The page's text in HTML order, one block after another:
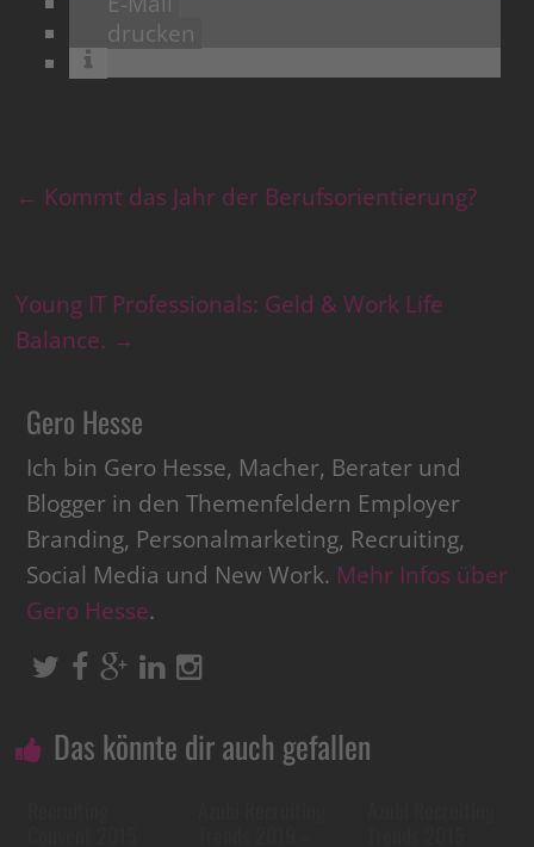
drucken
← Kommt das Jahr der Berufsorientierung?
Young IT Professionals: Geld & Work Life
Balance. →
Gero Hesse
Ich bin Gero Hesse, Macher, Berater und
Blogger in den Themenfeldern Employer
Branding, Personalmarketing, Recruiting,
Social Media und New Work. Mehr Infos über
Gero Hesse.
Das könnte dir auch gefallen